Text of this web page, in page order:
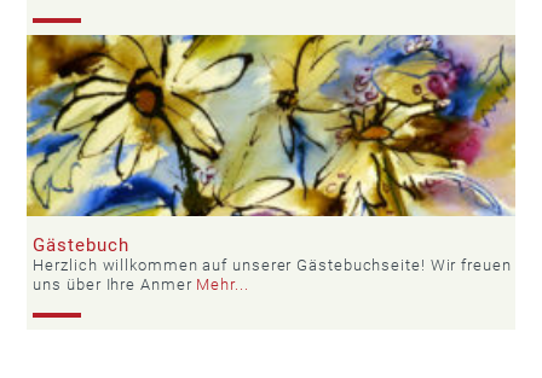
Gästebuch
Herzlich willkommen auf unserer Gästebuchseite! Wir freuen
uns über Ihre Anmer Mehr...